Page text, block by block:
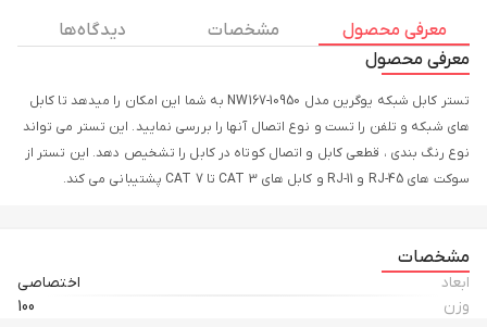
معرفی محصول مشخصات
دیدگاه ها
معرفی محصول
تستر کابل شبکه یوگرین مدل NW167-10950 به شما این امکان را میدهد تا کابل
های شبکه و تلفن را تست و نوع اتصال آنها را بررسی نمایید. این تستر می تواند
نوع رنگ بندی ، قطعی کابل و اتصال کوتاه در کابل را تشخیص دهد. این تستر از
سوکت های RJ-45 و RJ-11 و کابل های CAT 3 تا CAT 7 پشتیبانی می کند.
مشخصات
ابعاد
اختصاصی
وزن
100